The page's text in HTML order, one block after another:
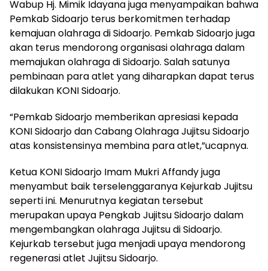
Wabup Hj. Mimik Idayana juga menyampaikan bahwa
Pemkab Sidoarjo terus berkomitmen terhadap
kemajuan olahraga di Sidoarjo. Pemkab Sidoarjo juga
akan terus mendorong organisasi olahraga dalam
memajukan olahraga di Sidoarjo. Salah satunya
pembinaan para atlet yang diharapkan dapat terus
dilakukan KONI Sidoarjo.
“Pemkab Sidoarjo memberikan apresiasi kepada
KONI Sidoarjo dan Cabang Olahraga Jujitsu Sidoarjo
atas konsistensinya membina para atlet,”ucapnya.
Ketua KONI Sidoarjo Imam Mukri Affandy juga
menyambut baik terselenggaranya Kejurkab Jujitsu
seperti ini. Menurutnya kegiatan tersebut
merupakan upaya Pengkab Jujitsu Sidoarjo dalam
mengembangkan olahraga Jujitsu di Sidoarjo.
Kejurkab tersebut juga menjadi upaya mendorong
regenerasi atlet Jujitsu Sidoarjo.